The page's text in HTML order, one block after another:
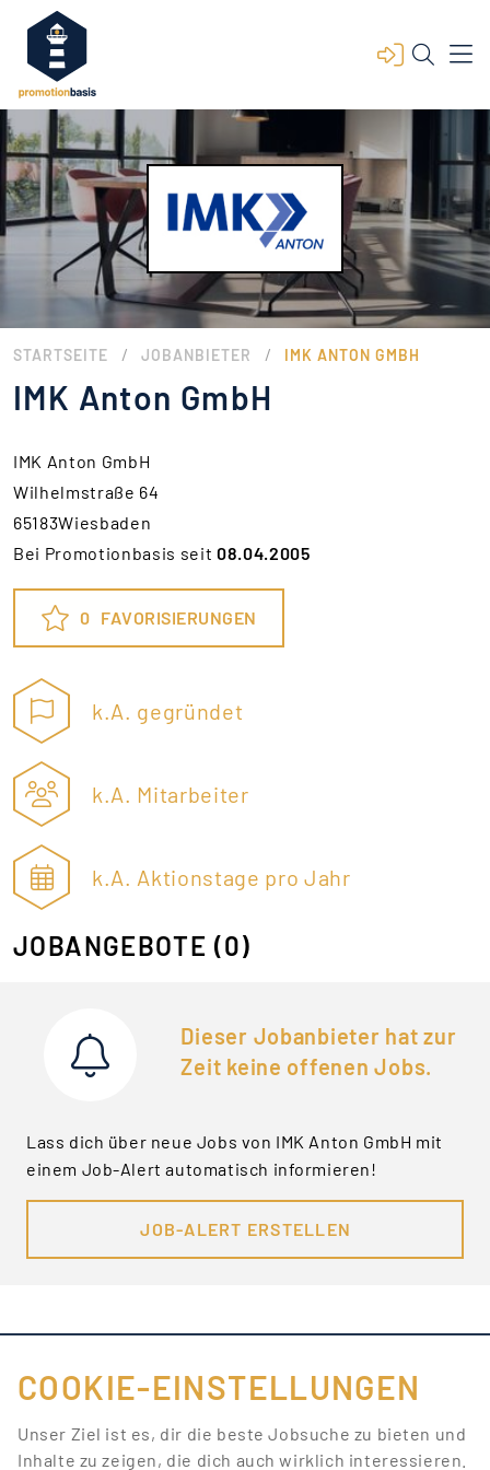
STARTSEITE / JOBANBIETER / IMK ANTON GMBH
IMK Anton GmbH
IMK Anton GmbH
Wilhelmstraße 64
65183Wiesbaden
Bei Promotionbasis seit08.04.2005
0 FAVORISIERUNGEN
k.A. gegründet
k.A. Mitarbeiter
k.A. Aktionstage pro Jahr
JOBANGEBOTE (0)
Dieser Jobanbieter hat zur
Zeit keine offenen Jobs.
Lass dich über neue Jobs von IMK Anton GmbH mit
einem Job-Alert automatisch informieren!
JOB-ALERT ERSTELLEN
FÜR JOBANBIETER
LINKS
COOKIE-EINSTELLUNGEN
Unser Ziel ist es, dir die beste Jobsuche zu bieten und
Inhalte zu zeigen, die dich auch wirklich interessieren.